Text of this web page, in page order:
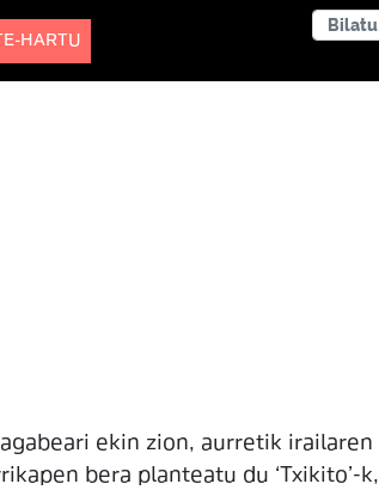
HARTU
ekin zion, aurretik irailaren
bera planteatu du ‘Txikito’-k,